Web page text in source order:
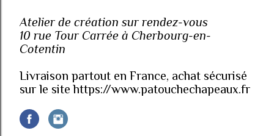
Atelier de création sur rendez-vous
10 rue Tour Carrée à Cherbourg-en-
Cotentin
Livraison partout en France, achat sécurisé
sur le site https://www.patouchechapeaux.fr